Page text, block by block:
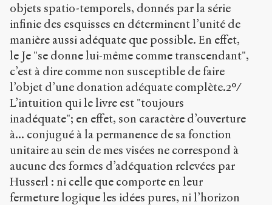
objets spatio-temporels, donnés par la série
infinie des esquisses en déterminent l’unité de
manière aussi adéquate que possible. En effet,
le Je "se donne lui-même comme transcendant",
c’est à dire comme non susceptible de faire
l’objet d’une donation adéquate complète.2°/
L’intuition qui le livre est "toujours
inadéquate"; en effet, son caractère d’ouverture
à... conjugué à la permanence de sa fonction
unitaire au sein de mes visées ne correspond à
aucune des formes d’adéquation relevées par
Husserl : ni celle que comporte en leur
fermeture logique les idées pures, ni l’horizon